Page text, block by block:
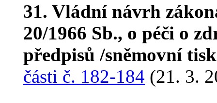
31. Vládní návrh
20/1966 Sb., o péči o
předpisů /sněmovní
části č. 182-184 (21. 3.